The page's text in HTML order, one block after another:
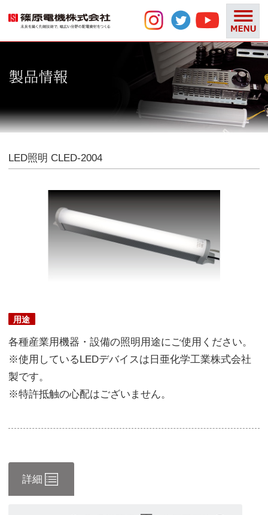
LED照明 CLED-2004
用途
各種産業用機器・設備の照明用途にご使用ください。
※使用しているLEDデバイスは日亜化学工業株式会社
製です。
※特許抵触の心配はございません。
詳細